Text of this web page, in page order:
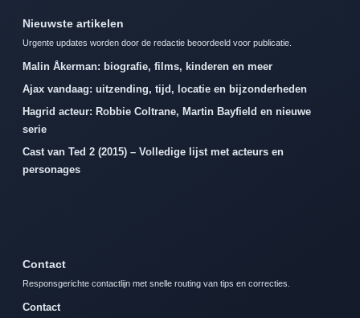
Nieuwste artikelen
Urgente updates worden door de redactie beoordeeld voor publicatie.
Malin Åkerman: biografie, films, kinderen en meer
Ajax vandaag: uitzending, tijd, locatie en bijzonderheden
Hagrid acteur: Robbie Coltrane, Martin Bayfield en nieuwe
serie
Cast van Ted 2 (2015) – Volledige lijst met acteurs en
personages
Contact
Responsgerichte contactlijn met snelle routing van tips en correcties.
Contact